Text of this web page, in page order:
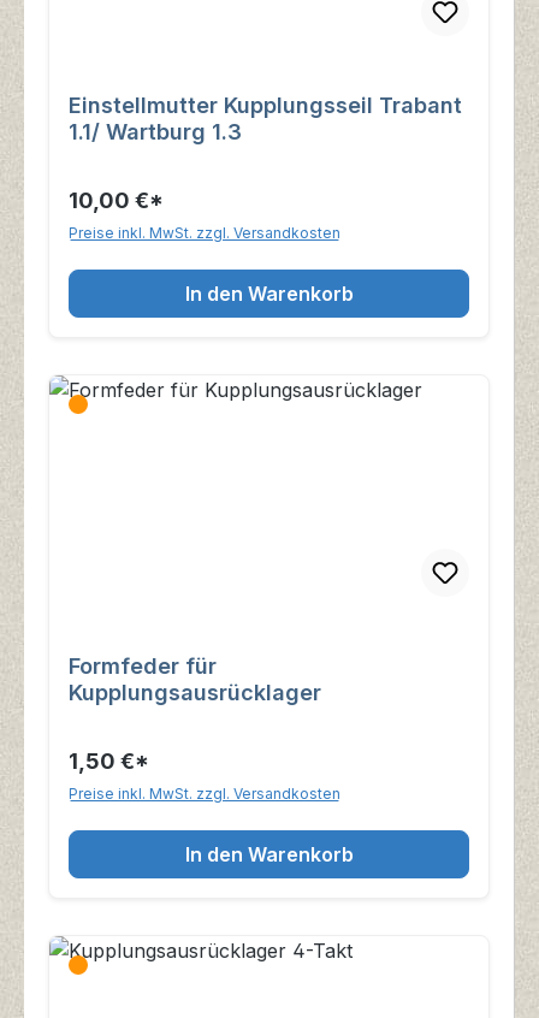
Einstellmutter Kupplungsseil Trabant
1.1/ Wartburg 1.3
10,00 €*
Preise inkl. MwSt. zzgl. Versandkosten
In den Warenkorb
Formfeder für
Kupplungsausrücklager
1,50 €*
Preise inkl. MwSt. zzgl. Versandkosten
In den Warenkorb